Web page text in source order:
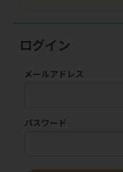
ログイン
メールアドレス
パスワード